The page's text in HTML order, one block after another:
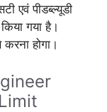
एवं पीडब्ल्यूडी
गया है।
होगा।